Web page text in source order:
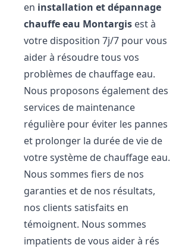
en installation et dépannage
chauffe eau Montargis est à
votre disposition 7j/7 pour vous
aider à résoudre tous vos
problèmes de chauffage eau.
Nous proposons également des
services de maintenance
régulière pour éviter les pannes
et prolonger la durée de vie de
votre système de chauffage eau.
Nous sommes fiers de nos
garanties et de nos résultats,
nos clients satisfaits en
témoignent. Nous sommes
impatients de vous aider à rés